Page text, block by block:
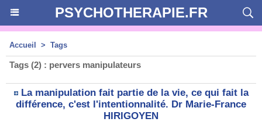
PSYCHOTHERAPIE.FR
Accueil > Tags
Tags (2) : pervers manipulateurs
La manipulation fait partie de la vie, ce qui fait la
différence, c'est l'intentionnalité. Dr Marie-France
HIRIGOYEN